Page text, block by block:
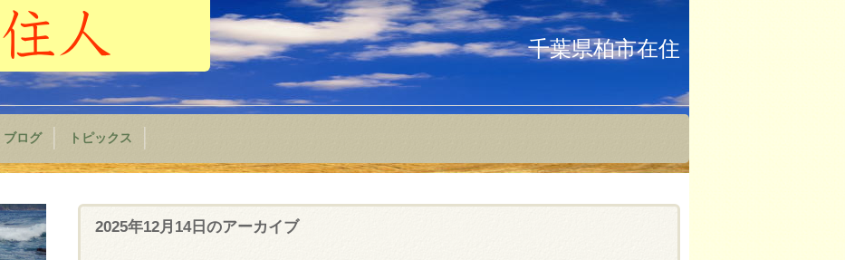
千葉県柏市在住
ブログ トピックス
2025年12月14日 のアーカイブ